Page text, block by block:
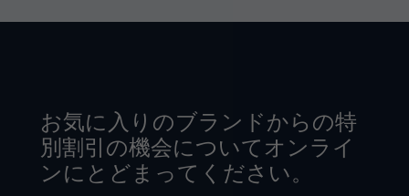
お気に入りのブランドからの特
別割引の機会についてオンライ
ンにとどまってください。